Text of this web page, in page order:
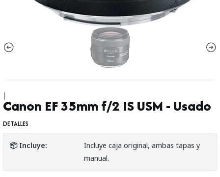
|
Canon EF 35mm f/2 IS USM - Usado
DETALLES
📦 Incluye:
Incluye caja original, ambas tapas y
manual.